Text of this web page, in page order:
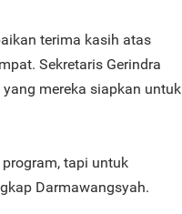
terima kasih atas
Sekretaris Gerindra
mereka siapkan untuk
tapi untuk
Darmawangsyah.